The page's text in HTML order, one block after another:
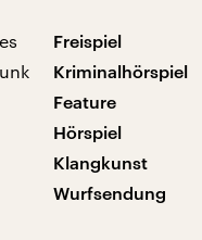
Freispiel
Kriminalhörspiel
Feature
Hörspiel
Klangkunst
Wurfsendung